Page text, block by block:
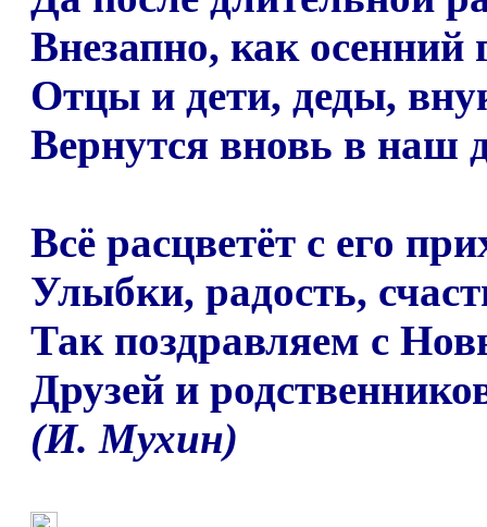
Внезапно, как осенний
Отцы и дети, деды,
Вернутся вновь в наш
Всё расцветёт с его
Улыбки, радость,
Так поздравляем с
Друзей и
(И. Мухин)